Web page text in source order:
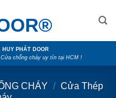
HUY PHÁT DOOR
chống cháy uy tín tại HCM !
CHÁY / Cửa Thép